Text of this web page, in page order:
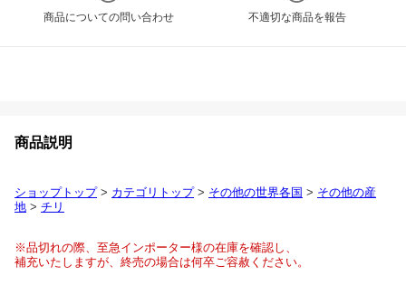
商品についての問い合わせ 不適切な商品を報告
商品説明
ショップトップ> カテゴリトップ> その他の世界各国 > その他の産
地 > チリ
※品切れの際、至急インポーター様の在庫を確認し、
補充いたしますが、終売の場合は何卒ご容赦ください。